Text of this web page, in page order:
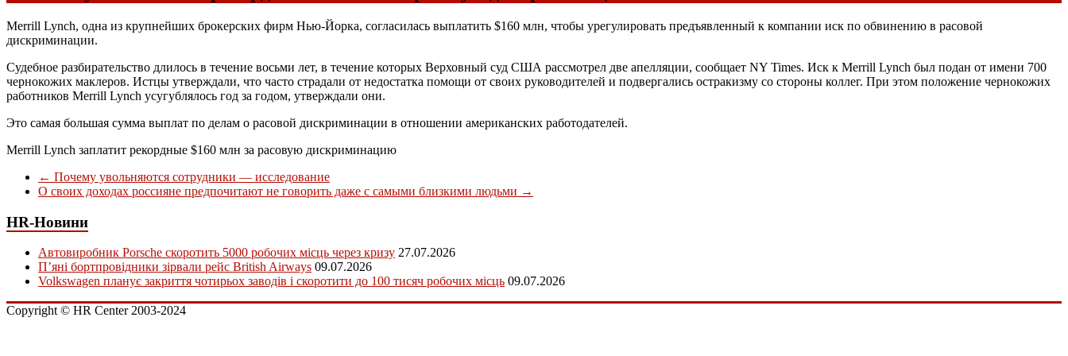
Merrill Lynch, одна из крупнейших брокерских фирм Нью-Йорка, согласилась выплатить $160 млн, чтобы урегулировать предъявленный к компании иск по обвинению в расовой
дискриминации.
Судебное разбирательство длилось в течение восьми лет, в течение которых Верховный суд США рассмотрел две апелляции, сообщает NY Times. Иск к Merrill Lynch был подан от имени 700
чернокожих маклеров. Истцы утверждали, что часто страдали от недостатка помощи от своих руководителей и подвергались остракизму со стороны коллег. При этом положение чернокожих
работников Merrill Lynch усугублялось год за годом, утверждали они.
Это самая большая сумма выплат по делам о расовой дискриминации в отношении американских работодателей.
Merrill Lynch заплатит рекордные $160 млн за расовую дискриминацию
← Почему увольняются сотрудники — исследование
О своих доходах россияне предпочитают не говорить даже с самыми близкими людьми →
HR-Новини
Автовиробник Porsche скоротить 5000 робочих місць через кризу 27.07.2026
П’яні бортпровідники зірвали рейс British Airways 09.07.2026
Volkswagen планує закриття чотирьох заводів і скоротити до 100 тисяч робочих місць 09.07.2026
Copyright © HR Center 2003-2024